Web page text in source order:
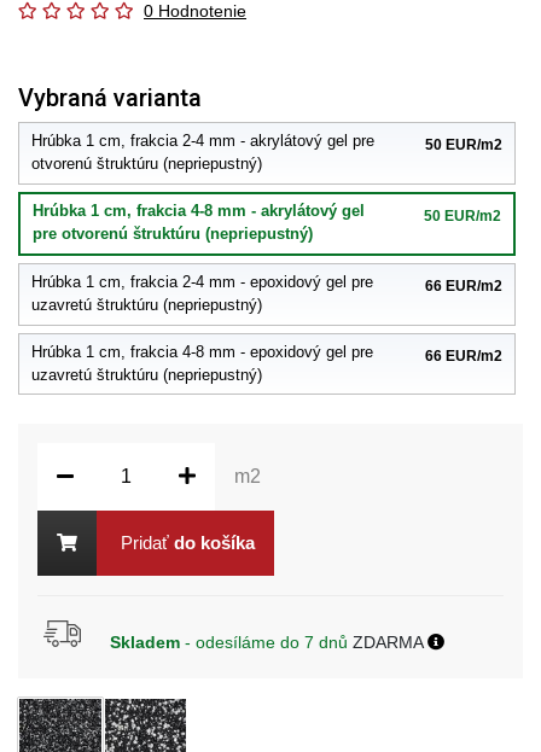
0 Hodnotenie
Vybraná varianta
Hrúbka 1 cm, frakcia 2-4 mm - akrylátový gel pre
otvorenú štruktúru (nepriepustný)
50 EUR/m2
Hrúbka 1 cm, frakcia 4-8 mm - akrylátový gel
pre otvorenú štruktúru (nepriepustný)
50 EUR/m2
Hrúbka 1 cm, frakcia 2-4 mm - epoxidový gel pre
uzavretú štruktúru (nepriepustný)
66 EUR/m2
Hrúbka 1 cm, frakcia 4-8 mm - epoxidový gel pre
uzavretú štruktúru (nepriepustný)
66 EUR/m2
m2
Pridať do košíka
Skladem - odesíláme do 7 dnůZDARMA